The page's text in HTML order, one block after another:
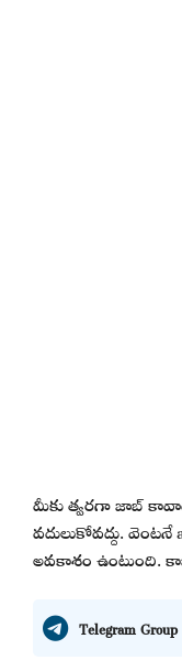
మీకు త్వరగా జాబ్ కావాలి
వదులుకోవద్దు.
అవకాశం ఉంటుంది.
Telegram Group